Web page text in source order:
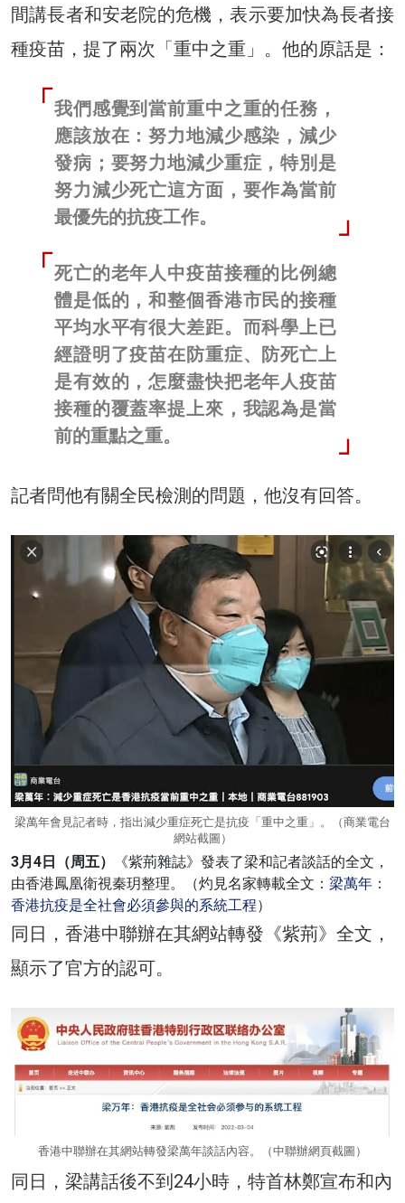
間講長者和安老院的危機，表示要加快為長者接
種疫苗，提了兩次「重中之重」。他的原話是：
我們感覺到當前重中之重的任務，
應該放在：努力地減少感染，減少
發病；要努力地減少重症，特別是
努力減少死亡這方面，要作為當前
最優先的抗疫工作。
死亡的老年人中疫苗接種的比例總
體是低的，和整個香港市民的接種
平均水平有很大差距。而科學上已
經證明了疫苗在防重症、防死亡上
是有效的，怎麼盡快把老年人疫苗
接種的覆蓋率提上來，我認為是當
前的重點之重。
記者問他有關全民檢測的問題，他沒有回答。
梁萬年會見記者時，指出減少重症死亡是抗疫「重中之重」。（商業電台
網站截圖）
3月4日（周五）
《紫荊雜誌》發表了梁和記者談話的全文，
由香港鳳凰衛視秦玥整理。（灼見名家轉載全文： 梁萬年：
香港抗疫是全社會必須參與的系統工程）
同日，香港中聯辦在其網站轉發《紫荊》全文，
顯示了官方的認可。
香港中聯辦在其網站轉發梁萬年談話內容。（中聯辦網頁截圖）
同日，梁講話後不到24小時，特首林鄭宣布和內